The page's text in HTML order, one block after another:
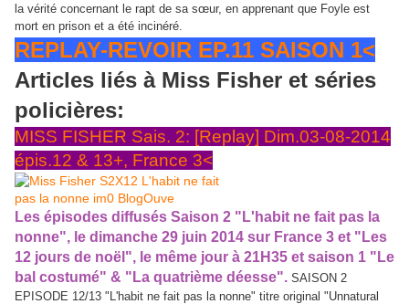
la vérité concernant le rapt de sa sœur, en apprenant que Foyle est
mort en prison et a été incinéré.
REPLAY-REVOIR EP.11 SAISON 1<
Articles liés à Miss Fisher et séries
policières:
MISS FISHER Sais. 2: [Replay] Dim.03-08-2014
épis.12 & 13+, France 3<
Les épisodes diffusés Saison 2 "L'habit ne fait pas la
nonne", le dimanche 29 juin 2014 sur France 3 et "Les
12 jours de noël", le même jour à 21H35 et saison 1 "Le
bal costumé" & "La quatrième déesse". SAISON 2
EPISODE 12/13 "L'habit ne fait pas la nonne" titre original "Unnatural